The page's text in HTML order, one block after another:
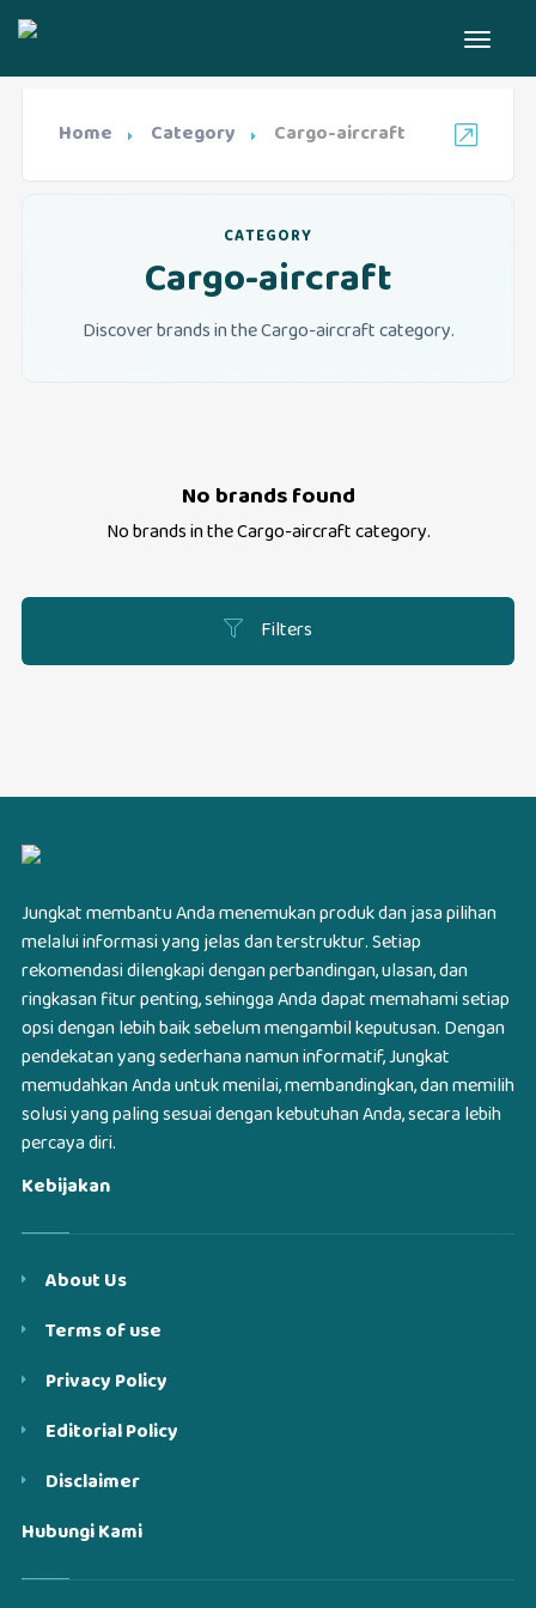
Home Category Cargo-aircraft
CATEGORY
Cargo-aircraft
Discover brands in the Cargo-aircraft category.
Filters
No brands found
No brands in theCargo-aircraftcategory.
Jungkat membantu Anda menemukan produk dan jasa pilihan
melalui informasi yang jelas dan terstruktur. Setiap
rekomendasi dilengkapi dengan perbandingan, ulasan, dan
ringkasan fitur penting, sehingga Anda dapat memahami setiap
opsi dengan lebih baik sebelum mengambil keputusan. Dengan
pendekatan yang sederhana namun informatif, Jungkat
memudahkan Anda untuk menilai, membandingkan, dan memilih
solusi yang paling sesuai dengan kebutuhan Anda, secara lebih
percaya diri.
Kebijakan
About Us
Terms of use
Privacy Policy
Editorial Policy
Disclaimer
Hubungi Kami